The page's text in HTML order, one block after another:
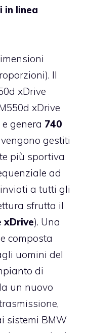
in linea
Il
xDrive
xDrive
e genera 740
vengono gestiti
più sportiva
ad
a tutti gli
sfrutta il
xDrive). Una
composta
uomini del
di
un nuovo
sistemi BMW